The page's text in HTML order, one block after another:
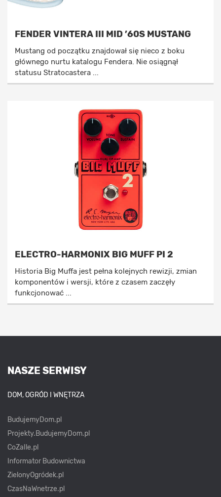
FENDER VINTERA III MID ’60S MUSTANG
Mustang od początku znajdował się nieco z boku
głównego nurtu katalogu Fendera. Nie osiągnął
statusu Stratocastera ...
ELECTRO-HARMONIX BIG MUFF PI 2
Historia Big Muffa jest pełna kolejnych rewizji, zmian
komponentów i wersji, które z czasem zaczęły
funkcjonować ...
NASZE SERWISY
DOM, OGRÓD I WNĘTRZA
BudujemyDom.pl
Projekty.BudujemyDom.pl
CoZaIle.pl
Informator Budownictwa
ZielonyOgródek.pl
CzasNaWnetrze.pl